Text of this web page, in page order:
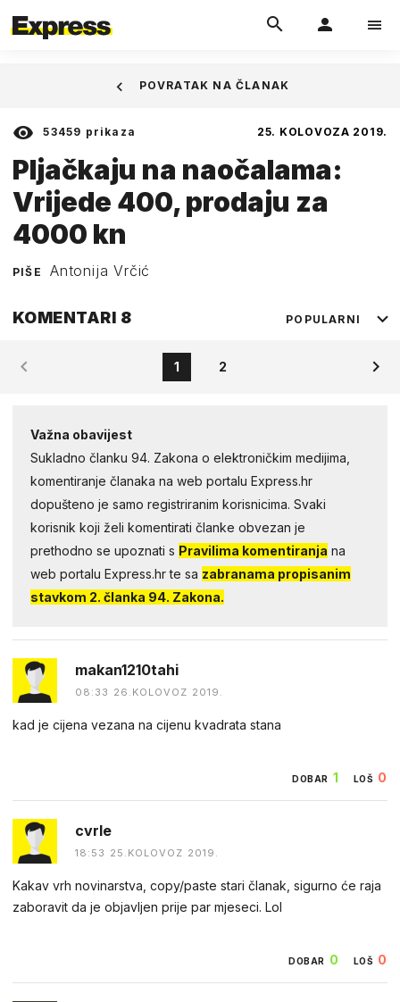
53459 prikaza 25. KOLOVOZA 2019.
Pljačkaju na naočalama:
Vrijede 400, prodaju za
4000 kn
PIŠE Antonija Vrčić
POVRATAK NA ČLANAK
KOMENTARI 8 POPULARNI
1 2
Važna obavijest
Sukladno članku 94. Zakona o elektroničkim medijima,
komentiranje članaka na web portalu Express.hr
dopušteno je samo registriranim korisnicima. Svaki
korisnik koji želi komentirati članke obvezan je
prethodno se upoznati s Pravilima komentiranja na
web portalu Express.hr te sa zabranama propisanim
stavkom 2. članka 94. Zakona.
makan1210tahi
08:33 26.KOLOVOZ 2019.
kad je cijena vezana na cijenu kvadrata stana
DOBAR 1 LOŠ 0
cvrle
18:53 25.KOLOVOZ 2019.
Kakav vrh novinarstva, copy/paste stari članak, sigurno će raja
zaboravit da je objavljen prije par mjeseci. Lol
DOBAR 0 LOŠ 0